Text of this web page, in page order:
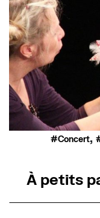
Concert,
À petits